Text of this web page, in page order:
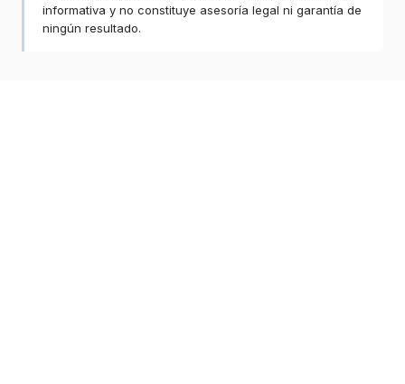
informativa y no constituye asesoría legal ni garantía de
ningún resultado.